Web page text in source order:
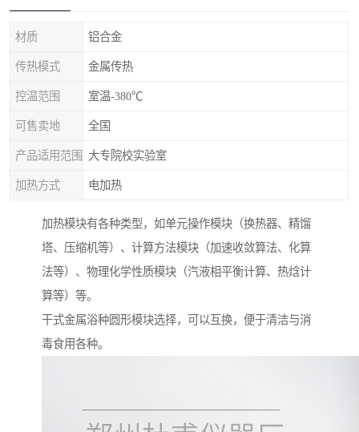
材质 铝合金
传热模式 金属传热
控温范围 室温-380℃
可售卖地 全国
产品适用范围 大专院校实验室
加热方式 电加热
加热模块有各种类型，如单元操作模块（换热器、精馏
塔、压缩机等）、计算方法模块（加速收敛算法、化算
法等）、物理化学性质模块（汽液相平衡计算、热焓计
算等）等。
干式金属浴种圆形模块选择，可以互换，便于清洁与消
毒食用各种。